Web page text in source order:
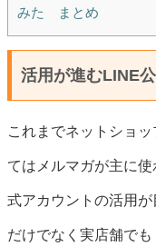
みた まとめ
活用が進むLINE
これまでネットショ
てはメルマガが主に
式アカウントの活用
だけでなく実店舗でも